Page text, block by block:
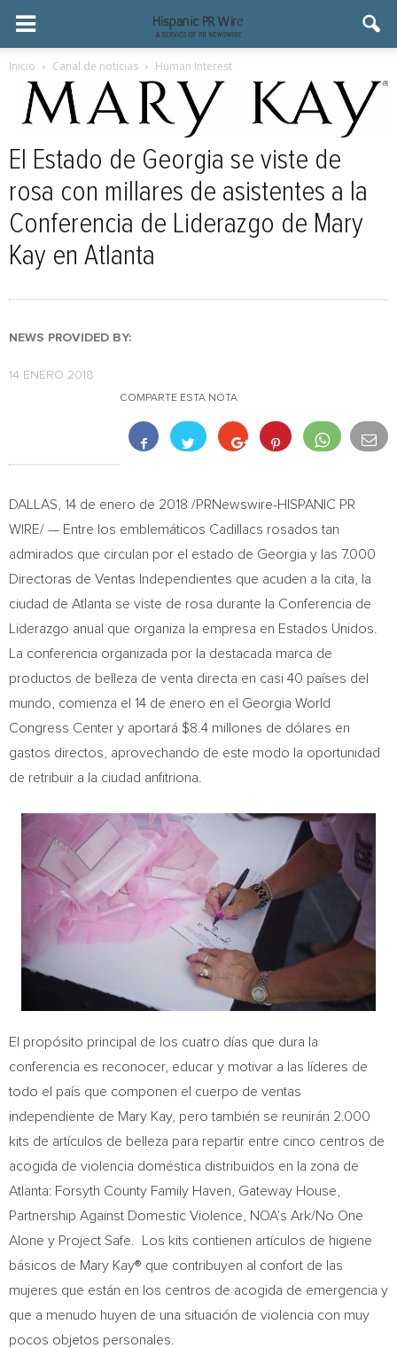
Inicio Canal de noticias Human Interest
El Estado de Georgia se viste de
rosa con millares de asistentes a la
Conferencia de Liderazgo de Mary
Kay en Atlanta
NEWS PROVIDED BY:
14 ENERO 2018
COMPARTE ESTA NOTA
DALLAS , 14 de enero de 2018 /PRNewswire-HISPANIC PR
WIRE/ — Entre los emblemáticos Cadillacs rosados tan
admirados que circulan por el estado de Georgia y las 7.000
Directoras de Ventas Independientes que acuden a la cita, la
ciudad de Atlanta se viste de rosa durante la Conferencia de
Liderazgo anual que organiza la empresa en Estados Unidos.
La conferencia organizada por la destacada marca de
productos de belleza de venta directa en casi 40 países del
mundo, comienza el 14 de enero en el Georgia World
Congress Center y aportará $8.4 millones de dólares en
gastos directos, aprovechando de este modo la oportunidad
de retribuir a la ciudad anfitriona.
El propósito principal de los cuatro días que dura la
conferencia es reconocer, educar y motivar a las líderes de
todo el país que componen el cuerpo de ventas
independiente de Mary Kay, pero también se reunirán 2.000
kits de artículos de belleza para repartir entre cinco centros de
acogida de violencia doméstica distribuidos en la zona de
Atlanta: Forsyth County Family Haven, Gateway House,
Partnership Against Domestic Violence, NOA’s Ark/No One
Alone y Project Safe. Los kits contienen artículos de higiene
básicos de Mary Kay® que contribuyen al confort de las
mujeres que están en los centros de acogida de emergencia y
que a menudo huyen de una situación de violencia con muy
pocos objetos personales.